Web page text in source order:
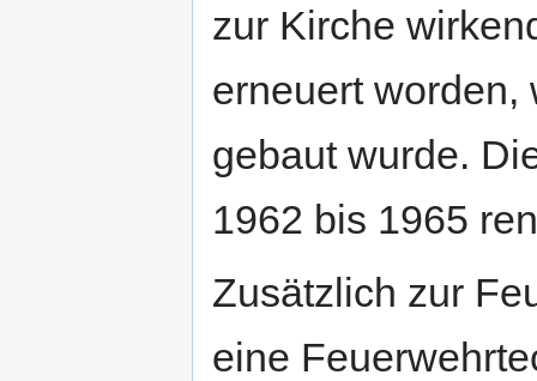
zur Kirche
erneuert worden,
gebaut wurde.
1962 bis 1965
Zusätzlich zur
eine